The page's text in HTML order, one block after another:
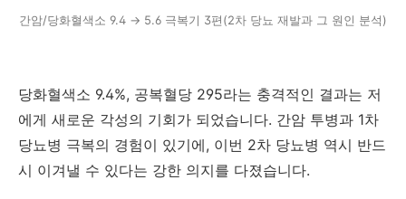
간암/당화혈색소 9.4 → 5.6 극복기 3편(2차 당뇨 재발과 그 원인 분석)
당화혈색소 9.4%, 공복혈당 295라는 충격적인 결과는 저
에게 새로운 각성의 기회가 되었습니다. 간암 투병과 1차
당뇨병 극복의 경험이 있기에, 이번 2차 당뇨병 역시 반드
시 이겨낼 수 있다는 강한 의지를 다졌습니다.